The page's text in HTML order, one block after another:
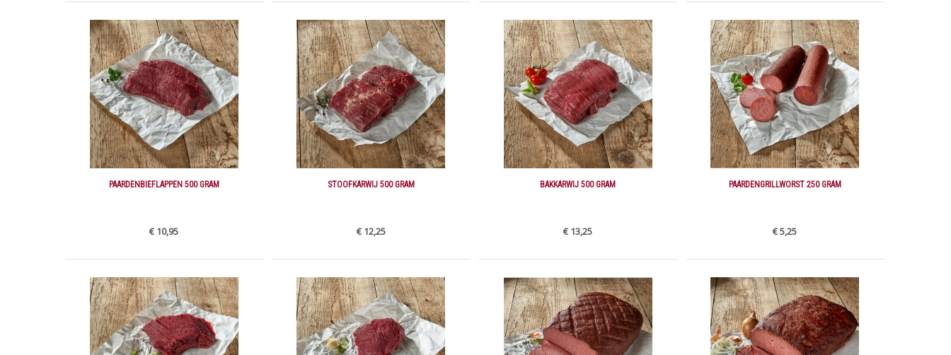
PAARDENBIEFLAPPEN 500 GRAM
€ 10,95
STOOFKARWIJ 500 GRAM
€ 12,25
BAKKARWIJ 500 GRAM
€ 13,25
PAARDENGRILLWORST 250 GRAM
€ 5,25